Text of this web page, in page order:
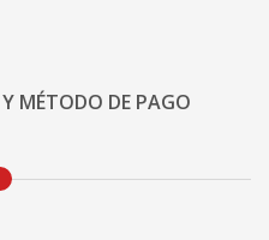
MÉTODO DE PAGO